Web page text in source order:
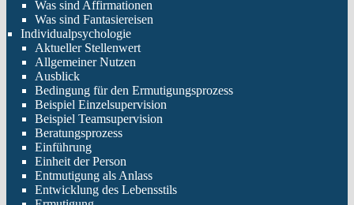
Was sind Affirmationen
Was sind Fantasiereisen
Individualpsychologie
Aktueller Stellenwert
Allgemeiner Nutzen
Ausblick
Bedingung für den Ermutigungsprozess
Beispiel Einzelsupervision
Beispiel Teamsupervision
Beratungsprozess
Einführung
Einheit der Person
Entmutigung als Anlass
Entwicklung des Lebensstils